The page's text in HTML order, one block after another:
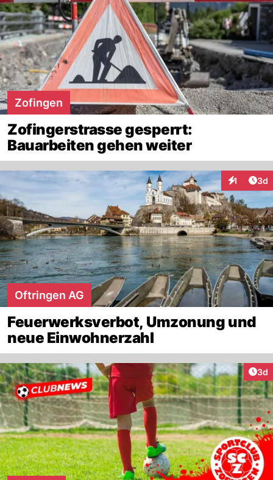
Zofingen
Zofingerstrasse gesperrt:
Bauarbeiten gehen weiter
1 3d
Oftringen AG
Feuerwerksverbot, Umzonung und
neue Einwohnerzahl
3d